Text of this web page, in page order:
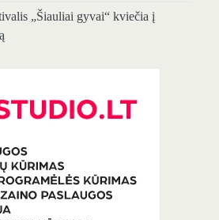
„Šiauliai gyvai“ kviečia į